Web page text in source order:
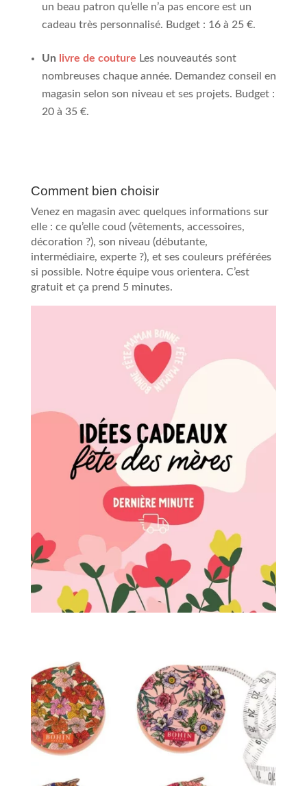
un beau patron qu’elle n’a pas encore est un
cadeau très personnalisé. Budget : 16 à 25 €.
Un livre de couture Les nouveautés sont
nombreuses chaque année. Demandez conseil en
magasin selon son niveau et ses projets. Budget :
20 à 35 €.
Comment bien choisir
Venez en magasin avec quelques informations sur
elle : ce qu’elle coud (vêtements, accessoires,
décoration ?), son niveau (débutante,
intermédiaire, experte ?), et ses couleurs préférées
si possible. Notre équipe vous orientera. C’est
gratuit et ça prend 5 minutes.